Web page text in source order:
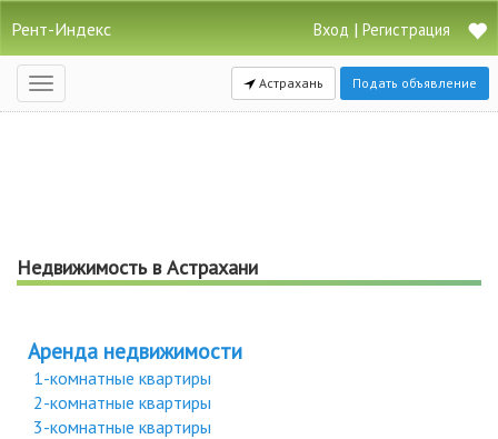
Рент-Индекс Вход | Регистрация
Открыть
навигацию
Астрахань Подать объявление
Недвижимость в Астрахани
Аренда недвижимости
1-комнатные квартиры
2-комнатные квартиры
3-комнатные квартиры